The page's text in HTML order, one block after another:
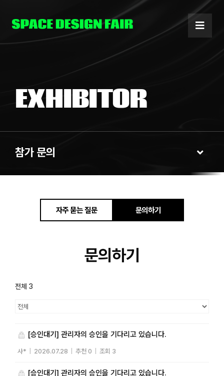
content
EXHIBITOR
참가 문의
참가 문의
지원사업
자주 묻는 질문 문의하기
문의하기
전체 3
[승인대기] 관리자의 승인을 기다리고 있습니다.
샤* 2026.07.28 추천 0 조회 3
[승인대기] 관리자의 승인을 기다리고 있습니다.